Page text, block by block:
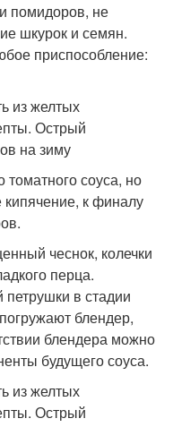
помидоров, не
шкурок и семян.
приспособление:
томатного соуса, но
кипячение, к финалу
чеснок, колечки
перца.
в стадии
блендер,
блендера можно
будущего соуса.